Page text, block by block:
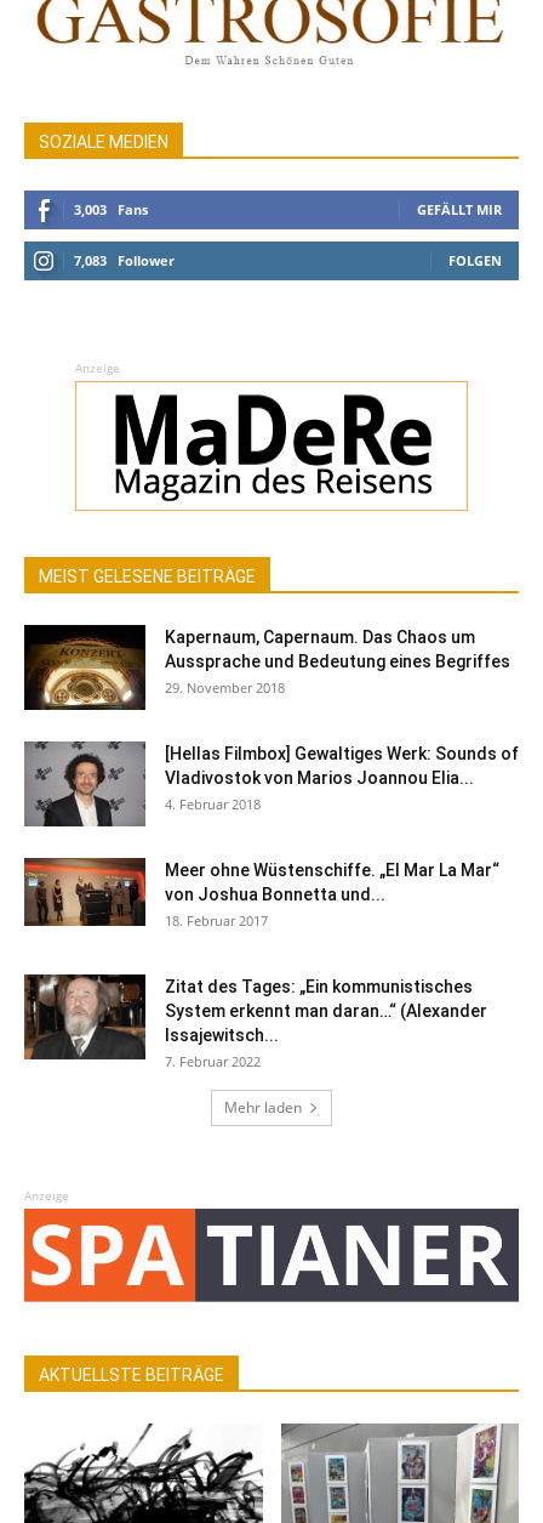
SOZIALE MEDIEN
3,003 Fans GEFÄLLT MIR
7,083 Follower FOLGEN
Anzeige
MEIST GELESENE BEITRÄGE
Kapernaum, Capernaum. Das Chaos um
Aussprache und Bedeutung eines Begriffes
29. November 2018
[Hellas Filmbox] Gewaltiges Werk: Sounds of
Vladivostok von Marios Joannou Elia...
4. Februar 2018
Meer ohne Wüstenschiffe. „El Mar La Mar“
von Joshua Bonnetta und...
18. Februar 2017
Zitat des Tages: „Ein kommunistisches
System erkennt man daran…“ (Alexander
Issajewitsch...
7. Februar 2022
Mehr laden
Anzeige
AKTUELLSTE BEITRÄGE